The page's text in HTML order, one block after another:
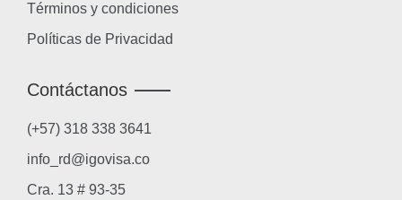
Términos y condiciones
Políticas de Privacidad
Contáctanos
(+57) 318 338 3641
info_rd@igovisa.co
Cra. 13 # 93-35